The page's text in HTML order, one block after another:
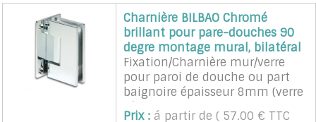
de plus ou moins 15°.
Les charnières sont vendues à
l'unité avec vis et cales.
Recommandé pour porte en
verre d'un poids maximum de
35 Kg et d'une largeur
maximum de 900 mm.
2 charnières sont nécessaires
Charnière BILBAO Chromé
brillant pour pare-douches 90
degre montage mural, bilatéral
Fixation/Charnière mur/verre
pour paroi de douche ou part
baignoire épaisseur 8mm (verre
sécurit).
Prix : á partir de ( 57.00 € TTC